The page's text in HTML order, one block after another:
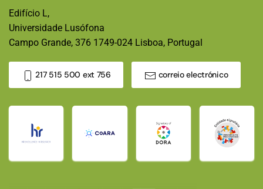
Edifício L,
Universidade Lusófona
Campo Grande, 376 1749-024 Lisboa, Portugal
217 515 500 ext 756 correio electrónico